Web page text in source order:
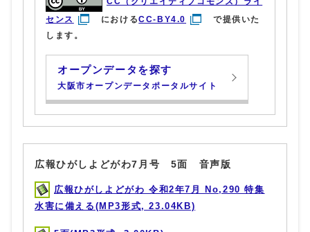
センス
におけるCC-BY4.0
で提供いた
します。
オープンデータを探す
大阪市オープンデータポータルサイト
広報ひがしよどがわ7月号 5面 音声版
広報ひがしよどがわ 令和2年7月 No,290 特集
水害に備える(MP3形式, 23.04KB)